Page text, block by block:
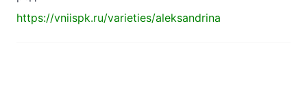
https://vniispk.ru/varieties/aleksandrina